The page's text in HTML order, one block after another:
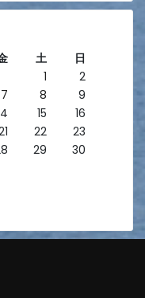
土
日
1
2
7 8
9
15
16
22
23
29
30